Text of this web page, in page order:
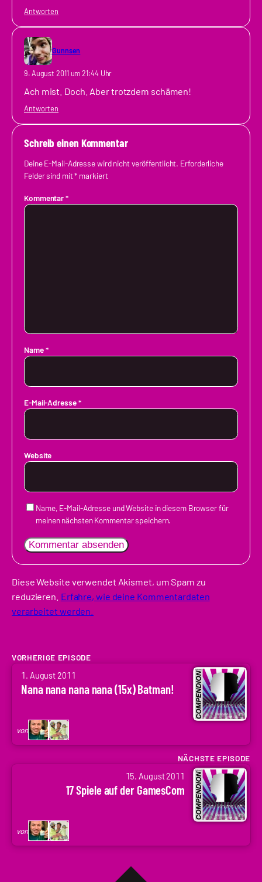
Antworten
Gunnsen
9. August 2011 um 21:44 Uhr
Ach mist. Doch. Aber trotzdem schämen!
Antworten
Schreib einen Kommentar
Deine E-Mail-Adresse wird nicht veröffentlicht. Erforderliche
Felder sind mit* markiert
Kommentar*
Name*
E-Mail-Adresse*
Website
Name, E-Mail-Adresse und Website in diesem Browser für
meinen nächsten Kommentar speichern.
Diese Website verwendet Akismet, um Spam zu
reduzieren. Erfahre, wie deine Kommentardaten
verarbeitet werden.
VORHERIGE EPISODE
1. August 2011
Nana nana nana nana (15x) Batman!
von
von
Arne
Codenaga,
Holger
NÄCHSTE EPISODE
15. August 2011
17 Spiele auf der GamesCom
von
Codenaga,
Holger